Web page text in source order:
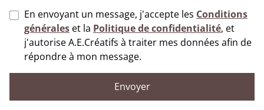
En envoyant un message, j'accepte les Conditions
générales et la Politique de confidentialité, et
j'autorise A.E.Créatifs à traiter mes données afin de
répondre à mon message.
Envoyer